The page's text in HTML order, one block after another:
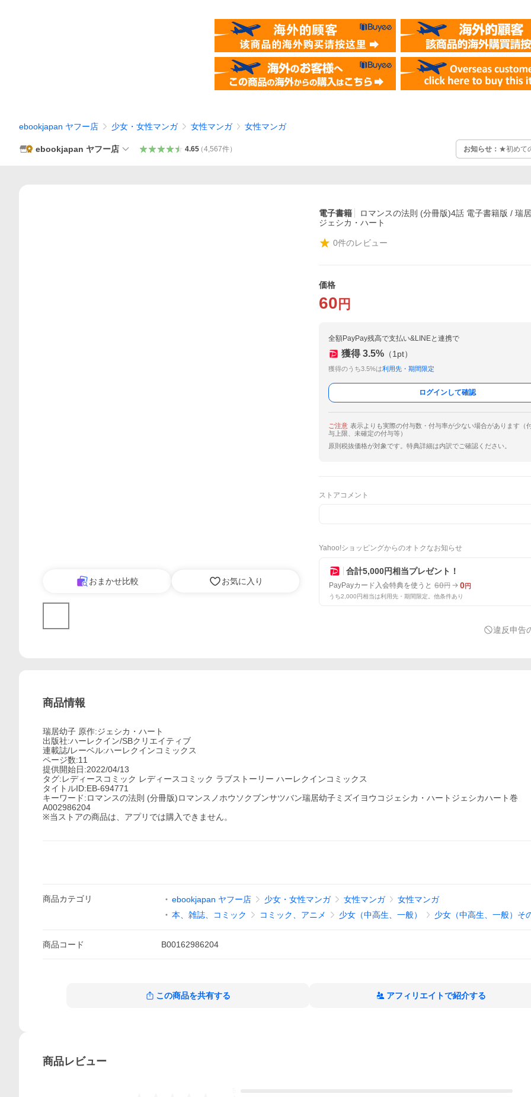
ebookjapan ヤフー店 少女・女性マンガ 女性マンガ 女性マンガ
ebookjapan ヤフー店 4.65（4,567件） お知らせ： ★初めて
おまかせ比較 お気に入り
電子書籍
ロマンスの法則 (分冊版)4話 電子書籍版 / 瑞
ジェシカ・ハート
0件のレビュー
価格
60 円
全額PayPay残高で支払い&LINEと連携で
獲得 3.5% （1 pt）
獲得のうち3.5%は利用先・期間限定
ログインして確認
ご注意 表示よりも実際の付与数・付与率が少ない場合があります（
与上限、未確定の付与等）
原則税抜価格が対象です。特典詳細は内訳でご確認ください。
ストアコメント
Yahoo!ショッピングからのオトクなお知らせ
合計5,000円相当プレゼント！
PayPayカード入会特典を使うと 60円 0円
うち2,000円相当は利用先・期間限定。他条件あり
違反申告
商品情報
瑞居幼子 原作:ジェシカ・ハート
出版社:ハーレクイン/SBクリエイティブ
連載誌/レーベル:ハーレクインコミックス
ページ数:11
提供開始日:2022/04/13
タグ:レディースコミック レディースコミック ラブストーリー ハーレクインコミックス
タイトルID:EB-694771
キーワード:ロマンスの法則 (分冊版)ロマンスノホウソクブンサツバン瑞居幼子ミズイヨウコジェシカ・ハートジェシカハート巻
A002986204
※当ストアの商品は、アプリでは購入できません。
商品カテゴリ ebookjapan ヤフー店 少女・女性マンガ 女性マンガ
女性マンガ
本、雑誌、コミック
コミック、アニメ 少女（中高生、一般） 少女（中高生、一般）そ
商品コード B00162986204
この商品を共有する アフィリエイトで紹介する
商品レビュー